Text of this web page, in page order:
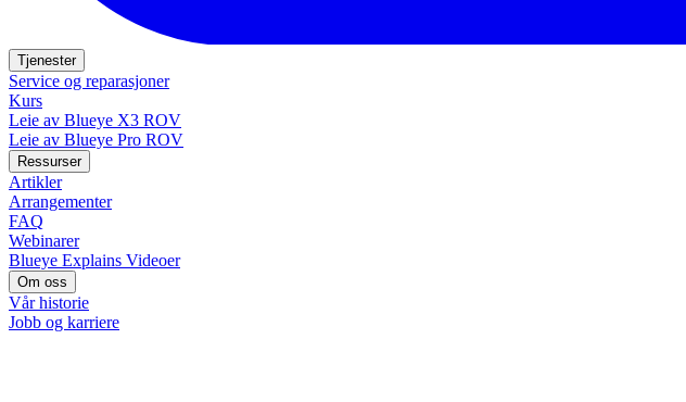
Tjenester
Service og reparasjoner
Kurs
Leie av Blueye X3 ROV
Leie av Blueye Pro ROV
Ressurser
Artikler
Arrangementer
FAQ
Webinarer
Blueye Explains Videoer
Om oss
Vår historie
Jobb og karriere